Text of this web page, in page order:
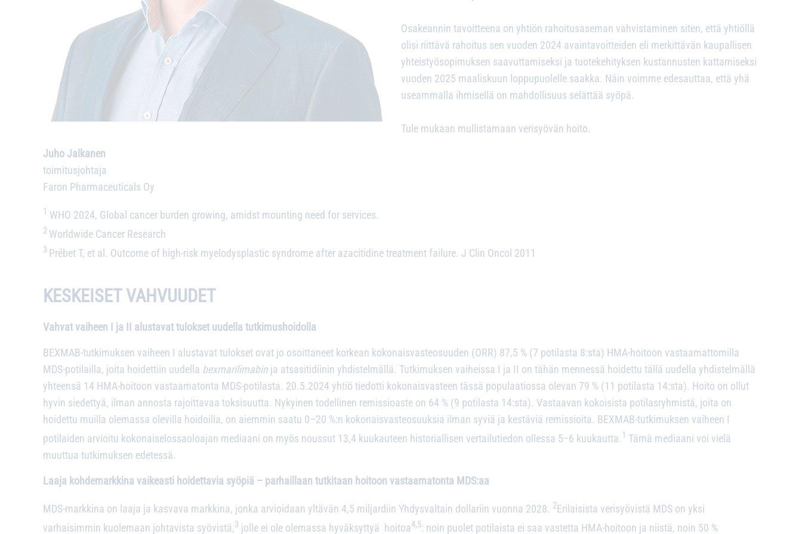
Juho Jalkanen
toimitusjohtaja
Faron Pharmaceuticals Oy
Osakeannin tavoitteena on yhtiön rahoitusaseman vahvistaminen siten, että yhtiöllä
olisi riittävä rahoitus sen vuoden 2024 avaintavoitteiden eli merkittävän kaupallisen
yhteistyösopimuksen saavuttamiseksi ja tuotekehityksen kustannusten kattamiseksi
vuoden 2025 maaliskuun loppupuolelle saakka. Näin voimme edesauttaa, että yhä
useammalla ihmisellä on mahdollisuus selättää syöpä.
Tule mukaan mullistamaan verisyövän hoito.
1 WHO 2024, Global cancer burden growing, amidst mounting need for services.
2 Worldwide Cancer Research
3 Prébet T, et al. Outcome of high-risk myelodysplastic syndrome after azacitidine treatment failure. J Clin Oncol 2011
KESKEISET VAHVUUDET
Vahvat vaiheen I ja II alustavat tulokset uudella tutkimushoidolla
BEXMAB-tutkimuksen vaiheen I alustavat tulokset ovat jo osoittaneet korkean kokonaisvasteosuuden (ORR) 87,5 % (7 potilasta 8:sta) HMA-hoitoon vastaamattomilla
MDS-potilailla, joita hoidettiin uudella bexmarilimabin ja atsasitidiinin yhdistelmällä. Tutkimuksen vaiheissa I ja II on tähän mennessä hoidettu tällä uudella yhdistelmällä
yhteensä 14 HMA-hoitoon vastaamatonta MDS-potilasta. 20.5.2024 yhtiö tiedotti kokonaisvasteen tässä populaatiossa olevan 79 % (11 potilasta 14:sta). Hoito on ollut
hyvin siedettyä, ilman annosta rajoittavaa toksisuutta. Nykyinen todellinen remissioaste on 64 % (9 potilasta 14:sta). Vastaavan kokoisista potilasryhmistä, joita on
hoidettu muilla olemassa olevilla hoidoilla, on aiemmin saatu 0–20 %:n kokonaisvasteosuuksia ilman syviä ja kestäviä remissioita. BEXMAB-tutkimuksen vaiheen I
potilaiden arvioitu kokonaiselossaoloajan mediaani on myös noussut 13,4 kuukauteen historiallisen vertailutiedon ollessa 5−6 kuukautta.1 Tämä mediaani voi vielä
muuttua tutkimuksen edetessä.
Laaja kohdemarkkina vaikeasti hoidettavia syöpiä – parhaillaan tutkitaan hoitoon vastaamatonta MDS:aa
MDS-markkina on laaja ja kasvava markkina, jonka arvioidaan yltävän 4,5 miljardiin Yhdysvaltain dollariin vuonna 2028. 2Erilaisista verisyövistä MDS on yksi
varhaisimmin kuolemaan johtavista syövistä,3 jolle ei ole olemassa hyväksyttyä hoitoa4,5: noin puolet potilaista ei saa vastetta HMA-hoitoon ja niistä, noin 50 %